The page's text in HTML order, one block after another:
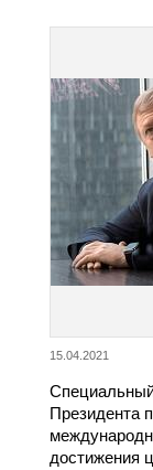
15.04.2021
Президента
достижения